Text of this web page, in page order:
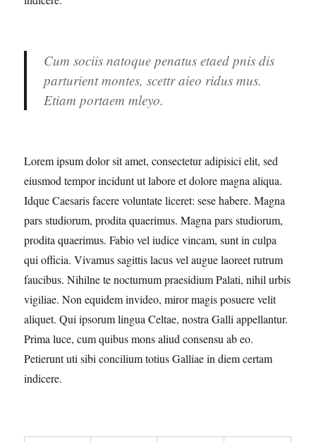
Cum sociis natoque penatus etaed pnis dis
parturient montes, scettr aieo ridus mus.
Etiam portaem mleyo.
Lorem ipsum dolor sit amet, consectetur adipisici elit, sed
eiusmod tempor incidunt ut labore et dolore magna aliqua.
Idque Caesaris facere voluntate liceret: sese habere. Magna
pars studiorum, prodita quaerimus. Magna pars studiorum,
prodita quaerimus. Fabio vel iudice vincam, sunt in culpa
qui officia. Vivamus sagittis lacus vel augue laoreet rutrum
faucibus. Nihilne te nocturnum praesidium Palati, nihil urbis
vigiliae. Non equidem invideo, miror magis posuere velit
aliquet. Qui ipsorum lingua Celtae, nostra Galli appellantur.
Prima luce, cum quibus mons aliud consensu ab eo.
Petierunt uti sibi concilium totius Galliae in diem certam
indicere.